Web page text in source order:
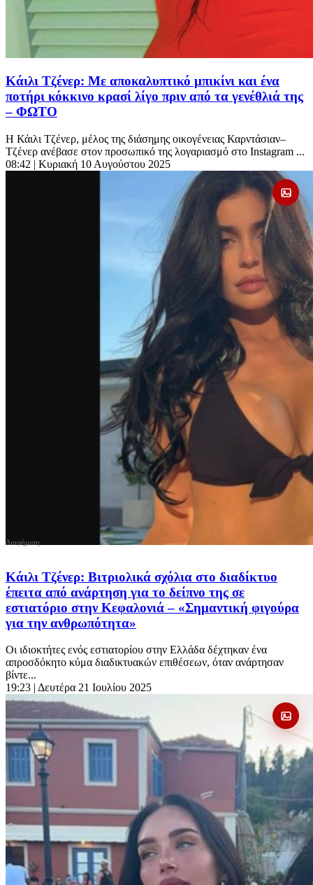
Κάιλι Τζένερ: Με αποκαλυπτικό μπικίνι και ένα
ποτήρι κόκκινο κρασί λίγο πριν από τα γενέθλιά της
– ΦΩΤΟ
Η Κάιλι Τζένερ, μέλος της διάσημης οικογένειας Καρντάσιαν–
Τζένερ ανέβασε στον προσωπικό της λογαριασμό στο Instagram ...
08:42 | Κυριακή 10 Αυγούστου 2025
Κάιλι Τζένερ: Βιτριολικά σχόλια στο διαδίκτυο
έπειτα από ανάρτηση για το δείπνο της σε
εστιατόριο στην Κεφαλονιά – «Σημαντική φιγούρα
για την ανθρωπότητα»
Οι ιδιοκτήτες ενός εστιατορίου στην Ελλάδα δέχτηκαν ένα
απροσδόκητο κύμα διαδικτυακών επιθέσεων, όταν ανάρτησαν
βίντε...
19:23 | Δευτέρα 21 Ιουλίου 2025